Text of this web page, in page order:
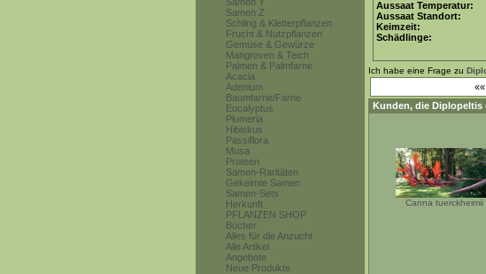
Samen Z
Schling & Kletterpflanzen
Frucht & Nutzpflanzen
Gemüse & Gewürze
Mangroven & Teich
Palmen & Palmfarne
Acacia
Adenium
Baumfarne/Farne
Eucalyptus
Plumeria
Hibiskus
Passiflora
Musa
Proteen
Samen-Raritäten
Gekeimte Samen
Samen-Sets
Herkunft
PFLANZEN SHOP
Bücher
Alles für die Anzucht
Alle Artikel
Angebote
Neue Produkte
Aussaat Temperatur:
Aussaat Standort:
Keimzeit:
Schädlinge:
Ich habe eine Frage zu
««
Kunden, die Diplopeltis
Canna tuerckheimii